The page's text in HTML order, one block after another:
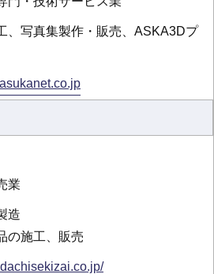
、写真集製作・販売、ASKA3Dプ
業
造
の施工、販売